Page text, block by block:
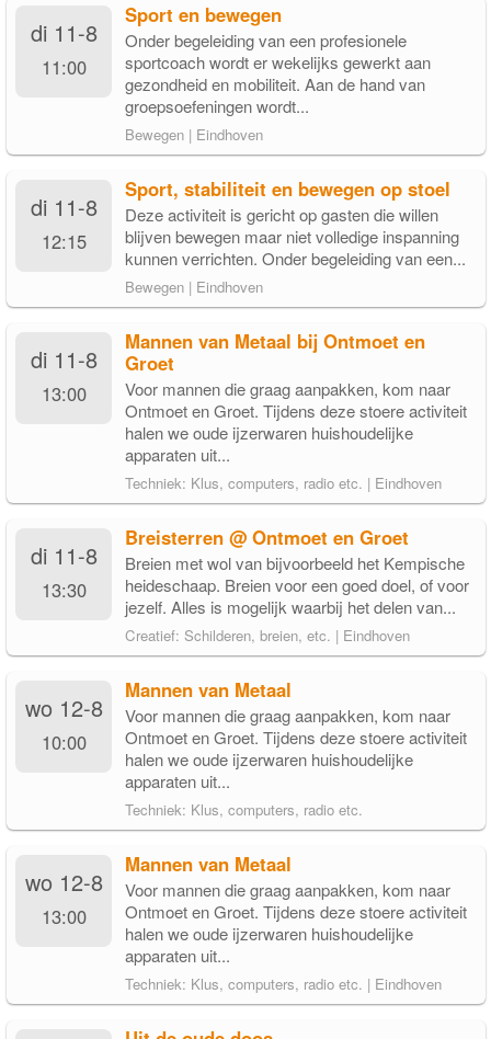
di 11-8
11:00
Sport en bewegen
Onder begeleiding van een profesionele
sportcoach wordt er wekelijks gewerkt aan
gezondheid en mobiliteit. Aan de hand van
groepsoefeningen wordt...
Bewegen | Eindhoven
di 11-8
12:15
Sport, stabiliteit en bewegen op stoel
Deze activiteit is gericht op gasten die willen
blijven bewegen maar niet volledige inspanning
kunnen verrichten. Onder begeleiding van een...
Bewegen | Eindhoven
di 11-8
13:00
Mannen van Metaal bij Ontmoet en
Groet
Voor mannen die graag aanpakken, kom naar
Ontmoet en Groet. Tijdens deze stoere activiteit
halen we oude ijzerwaren huishoudelijke
apparaten uit...
Techniek: Klus, computers, radio etc. | Eindhoven
di 11-8
13:30
Breisterren @ Ontmoet en Groet
Breien met wol van bijvoorbeeld het Kempische
heideschaap. Breien voor een goed doel, of voor
jezelf. Alles is mogelijk waarbij het delen van...
Creatief: Schilderen, breien, etc. | Eindhoven
wo 12-8
10:00
Mannen van Metaal
Voor mannen die graag aanpakken, kom naar
Ontmoet en Groet. Tijdens deze stoere activiteit
halen we oude ijzerwaren huishoudelijke
apparaten uit...
Techniek: Klus, computers, radio etc.
wo 12-8
13:00
Mannen van Metaal
Voor mannen die graag aanpakken, kom naar
Ontmoet en Groet. Tijdens deze stoere activiteit
halen we oude ijzerwaren huishoudelijke
apparaten uit...
Techniek: Klus, computers, radio etc. | Eindhoven